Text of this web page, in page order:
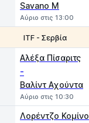
Savano M
Αύριο στις 13:00
ITF - Σερβία
Αλέξα Πίσαριτς
-
Βαλίντ Αχούντα
Αύριο στις 10:30
Λορέντζο Κομίνο